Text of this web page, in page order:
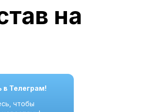
на
в Телеграм!
чтобы